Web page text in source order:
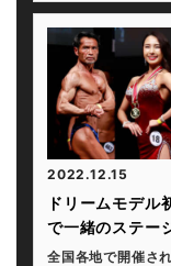
2022.12.15
ドリームモデル
で一緒のステー
全国各地で開催さ